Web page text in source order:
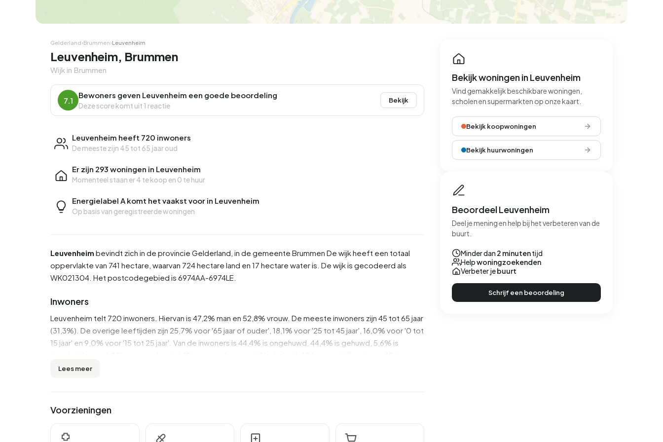
2-onder-1-kap Vrijstaand
Kamers
Gelderland›Brummen›Leuvenheim
Leuvenheim, Brummen
Wijk in Brummen
7.1
Bewoners geven Leuvenheim een goede beoordeling
Deze score komt uit 1 reactie
Bekijk
Leuvenheim heeft 720 inwoners
De meeste zijn 45 tot 65 jaar oud
Er zijn 293 woningen in Leuvenheim
Momenteel staan er4 te koop en 0 te huur
Energielabel A komt het vaakst voor in Leuvenheim
Op basis van geregistreerde woningen
Leuvenheim bevindt zich in de provincie Gelderland , in de gemeente Brummen De wijk heeft een totaal
oppervlakte van 741 hectare, waarvan 724 hectare land en 17 hectare water is. De wijk is gecodeerd als
WK021304. Het postcodegebied is 6974AA-6974LE.
Inwoners
Leuvenheim telt 720 inwoners. Hiervan is 47,2% man en 52,8% vrouw. De meeste inwoners zijn 45 tot 65 jaar
(31,3%). De overige leeftijden zijn 25,7% voor '65 jaar of ouder', 18,1% voor '25 tot 45 jaar', 16,0% voor '0 tot
15 jaar' en 9,0% voor '15 tot 25 jaar'. Van de inwoners is 44,4% is ongehuwd, 44,4% is gehuwd, 5,6% is
uit landen buiten Europa.
In Leuvenheim zijn er 600 inkomensontvangers. Het gemiddelde inkomen per inkomensontvanger is
€35.600, wat €200 (1%) lager is dan het nationale gemiddelde van €35.800. Per inwoner ligt het
Lees meer
Voorzieningen
Bekijk woningen in Leuvenheim
Vind gemakkelijk beschikbare woningen,
scholen en supermarkten op onze kaart.
Bekijk koopwoningen
Bekijk huurwoningen
Beoordeel Leuvenheim
Deel je mening en help bij het verbeteren van de
buurt.
Minder dan 2 minutentijd
Helpwoningzoekenden
Verbeter jebuurt
Schrijf een beoordeling